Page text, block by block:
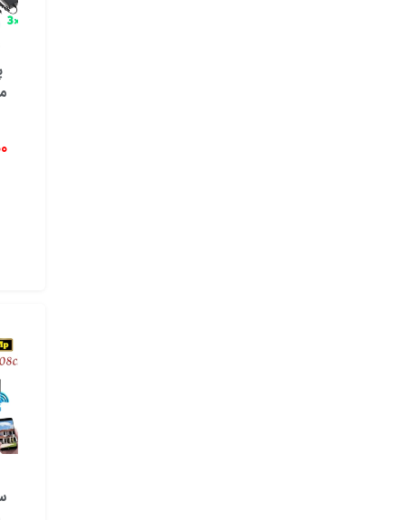
نظارت بر اماکن تجاری: از دوربین‌های هیکارو می‌توان
نظارت بر ترافیک: دوربین‌های هیکارو در سیستم‌های
نظارت بر محیط زیست: از دوربین‌های هیکارو
دید در شب: بسیاری از دوربین‌های هیکارو دارای
تشخیص حرکت: این دوربین‌ها می‌توانند حرکت اشیاء
برای انتخاب دوربین و دستگاه هیکارو مناسب، باید به
محل نصب دوربین: محل نصب دوربین، نوع دوربین و
بودجه: بودجه شما، محدوده قیمتی محصولات قابل
قابلیت‌های مورد نیاز: قابلیت‌هایی که به آن‌ها
کیفیت تصویر مورد نظر: وضوح تصویر مورد نظر شما،